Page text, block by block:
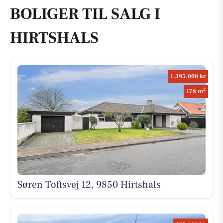
BOLIGER TIL SALG I
HIRTSHALS
1.395.000 kr
178 m2
Søren Toftsvej 12, 9850 Hirtshals